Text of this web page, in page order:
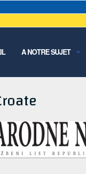
A NOTRE SUJET